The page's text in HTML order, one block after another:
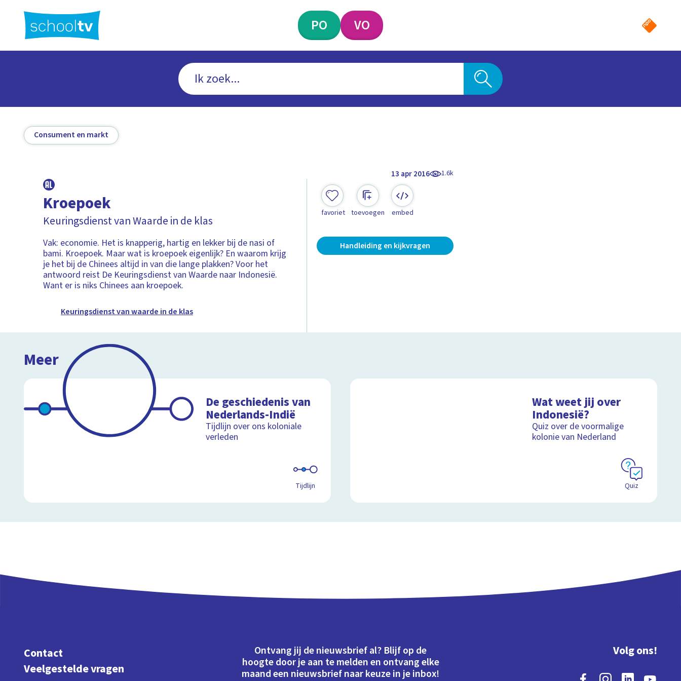
hoofdinhoud
PO VO
Consument en markt
13 apr 2016 1.6k
Kroepoek
Keuringsdienst van Waarde in de klas
Vak: economie. Het is knapperig, hartig en lekker bij de nasi of
bami. Kroepoek. Maar wat is kroepoek eigenlijk? En waarom krijg
je het bij de Chinees altijd in van die lange plakken? Voor het
antwoord reist De Keuringsdienst van Waarde naar Indonesië.
Want er is niks Chinees aan kroepoek.
Keuringsdienst van waarde in de klas
favoriet toevoegen embed
Handleiding en kijkvragen
Meer
De geschiedenis van
Nederlands-Indië
Tijdlijn over ons koloniale
verleden
Tijdlijn
Wat weet jij over
Indonesië?
Quiz over de voormalige
kolonie van Nederland
Quiz
Contact
Veelgestelde vragen
Ontvang jij de nieuwsbrief al? Blijf op de
hoogte door je aan te melden en ontvang elke
maand een nieuwsbrief naar keuze in je inbox!
Volg ons!